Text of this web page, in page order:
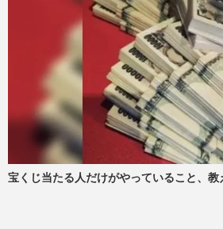
宝くじ当たる人だけがやっていること、教